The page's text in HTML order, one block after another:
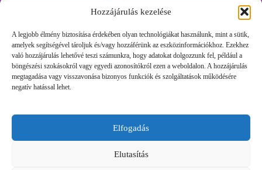
Hozzájárulás kezelése
A legjobb élmény biztosítása érdekében olyan technológiákat használunk, mint a sütik,
amelyek segítségével tároljuk és/vagy hozzáférünk az eszközinformációkhoz. Ezekhez
való hozzájárulás lehetővé teszi számunkra, hogy adatokat dolgozzunk fel, például a
böngészési szokásokról vagy egyedi azonosítókról ezen a weboldalon. A hozzájárulás
megtagadása vagy visszavonása bizonyos funkciók és szolgáltatások működésére
negatív hatással lehet.
Elfogadás
Elutasítás
Időpontfoglalás
Foglalj időpontot egyszerűen, töltsd ki az űrlapunkat és
felvesszük veled a kapcsolatot.
Foglalj időpontot egyszerűen, töltsd ki az űrlapunkat és